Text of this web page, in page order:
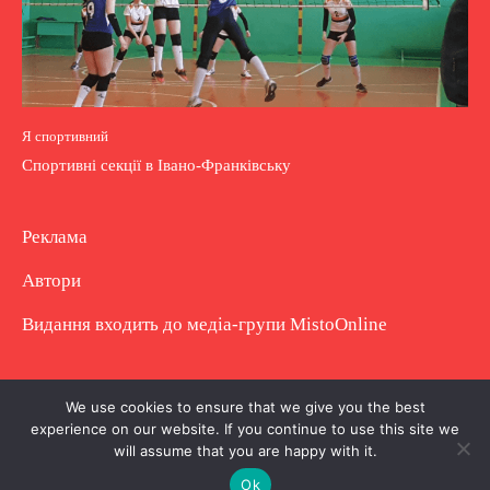
Я спортивний
Спортивні секції в Івано-Франківську
Реклама
Автори
Видання входить до медіа-групи MistoOnline
Copyright © Повне використання матеріалу
заборонено. Частково можна з гіперпосиланням.
We use cookies to ensure that we give you the best
experience on our website. If you continue to use this site we
will assume that you are happy with it.
Ok